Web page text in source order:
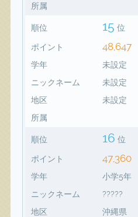
所属
順位 15 位
ポイント 48,647
学年
未設定
ニックネーム
未設定
地区
未設定
所属
順位 16 位
ポイント 47,360
学年
小学5年
ニックネーム
?????
地区
沖縄県